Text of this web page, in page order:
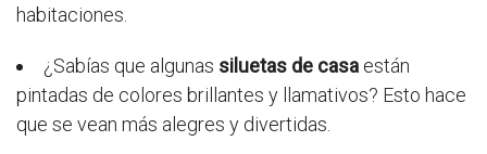
habitaciones.
¿Sabías que algunas siluetas de casa están
pintadas de colores brillantes y llamativos? Esto hace
que se vean más alegres y divertidas.